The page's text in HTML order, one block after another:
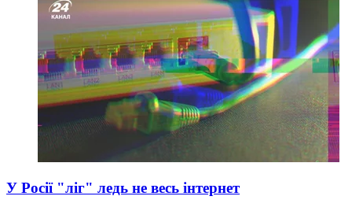
У Росії "ліг" ледь не весь інтернет